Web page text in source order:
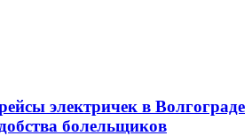
электричек в Волгограде
болельщиков